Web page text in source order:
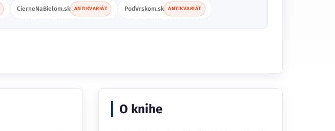
CierneNaBielom.sk ANTIKVARIÁT PodVrskom.sk ANTIKVARIÁT
O knihe